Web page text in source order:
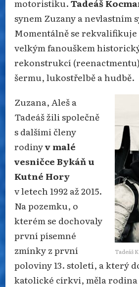
motoristiku.Tadeáš
synem Zuzany a nevlastním
Momentálně se
velkým fanouškem
rekonstrukcí
šermu, lukostřelbě a hudbě.
Tadeáš
Zuzana, Aleš a
Tadeáš žili společně
s dalšími členy
rodinyv malé
vesničce Bykáň u
Kutné Hory
v letech 1992 až 2015.
Na pozemku, o
kterém se dochovaly
první písemné
zmínky z první
poloviny 13. století, a který
katolické církvi, měla rodina